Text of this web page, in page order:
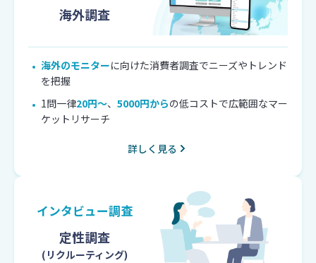
海外調査
海外のモニターに向けた消費者調査でニーズやトレンド
を把握
1問一律20円〜、 5000円からの低コストで広範囲なマー
ケットリサーチ
詳しく見る
インタビュー調査
定性調査
(リクルーティング)